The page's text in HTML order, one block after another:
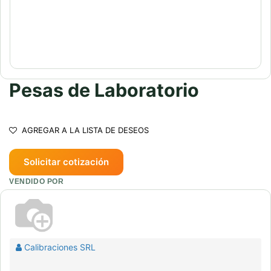
Pesas de Laboratorio
AGREGAR A LA LISTA DE DESEOS
Solicitar cotización
VENDIDO POR
Calibraciones SRL